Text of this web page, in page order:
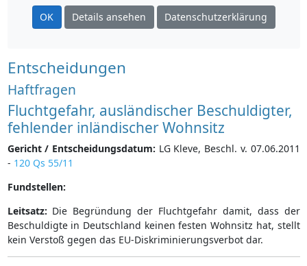
OK Details ansehen Datenschutzerklärung
Entscheidungen
Haftfragen
Fluchtgefahr, ausländischer Beschuldigter,
fehlender inländischer Wohnsitz
Gericht / Entscheidungsdatum: LG Kleve, Beschl. v. 07.06.2011
- 120 Qs 55/11
Fundstellen:
Leitsatz: Die Begründung der Fluchtgefahr damit, dass der
Beschuldigte in Deutschland keinen festen Wohnsitz hat, stellt
kein Verstoß gegen das EU-Diskriminierungsverbot dar.